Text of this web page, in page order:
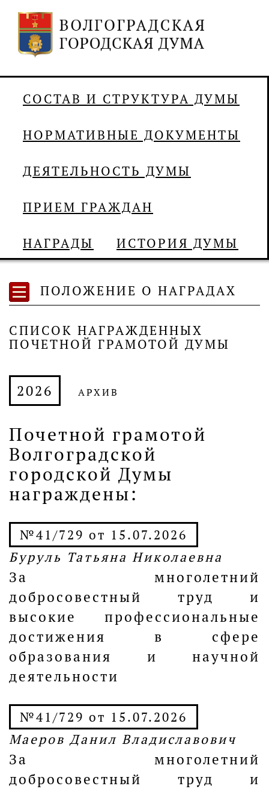
СОСТАВ И СТРУКТУРА ДУМЫ
НОРМАТИВНЫЕ ДОКУМЕНТЫ
ДЕЯТЕЛЬНОСТЬ ДУМЫ
ПРИЕМ ГРАЖДАН
НАГРАДЫ ИСТОРИЯ ДУМЫ
ПОЛОЖЕНИЕ О НАГРАДАХ
СПИСОК НАГРАЖДЕННЫХ
ПОЧЕТНОЙ ГРАМОТОЙ ДУМЫ
2026 АРХИВ
Почетной грамотой
Волгоградской
городской Думы
награждены:
№41/729 от 15.07.2026
Буруль Татьяна Николаевна
За многолетний
добросовестный труд и
высокие профессиональные
достижения в сфере
образования и научной
деятельности
№41/729 от 15.07.2026
Маеров Данил Владиславович
За многолетний
добросовестный труд и